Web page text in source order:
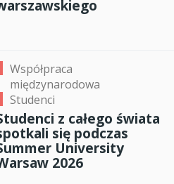
Współpraca
międzynarodowa
Studenci
z całego świata
się podczas
University
2026